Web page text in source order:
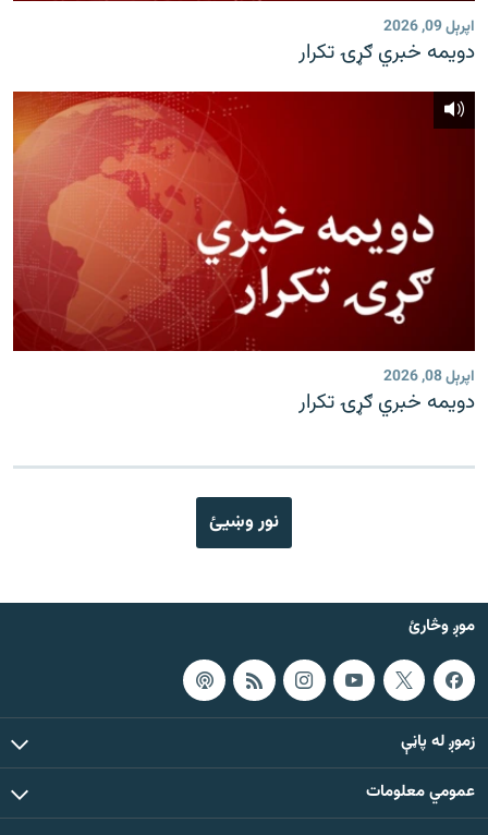
اپرېل 09, 2026
دویمه خبري ګړۍ تکرار
اپرېل 08, 2026
دویمه خبري ګړۍ تکرار
نور وښیئ
موږ وڅارئ
زموږ له پاڼې
عمومي معلومات